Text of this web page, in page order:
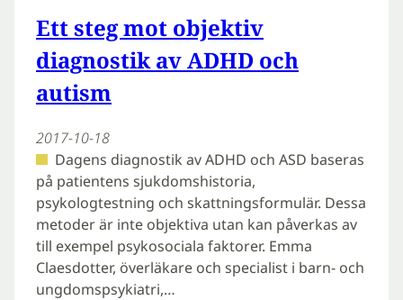
Ett steg mot objektiv
diagnostik av ADHD och
autism
2017-10-18
Dagens diagnostik av ADHD och ASD baseras
på patientens sjukdomshistoria,
psykologtestning och skattningsformulär. Dessa
metoder är inte objektiva utan kan påverkas av
till exempel psykosociala faktorer. Emma
Claesdotter, överläkare och specialist i barn- och
ungdomspsykiatri,…